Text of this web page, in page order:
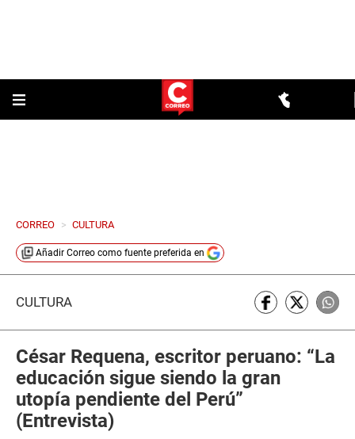
CORREO > CULTURA
Añadir Correo como fuente preferida en
CULTURA
César Requena, escritor peruano: “La
educación sigue siendo la gran
utopía pendiente del Perú”
(Entrevista)